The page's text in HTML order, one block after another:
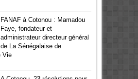
FANAF à Cotonou : Mamadou
Faye, fondateur et
administrateur directeur général
de La Sénégalaise de
Vie